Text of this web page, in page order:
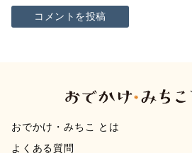
おでかけ・みちこ とは
よくある質問